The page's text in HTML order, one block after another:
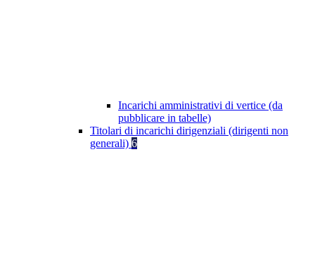
Incarichi amministrativi di vertice (da
pubblicare in tabelle)
Titolari di incarichi dirigenziali (dirigenti non
generali) 6